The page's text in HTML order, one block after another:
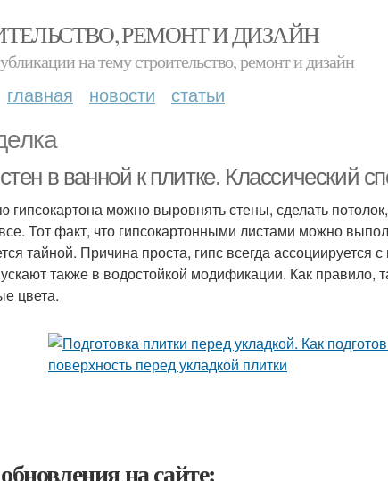
РЕМОНТ И ДИЗАЙН
на тему строительство, ремонт и дизайн
главная новости статьи
в ванной к плитке. Классический
гипсокартона можно выровнять стены, сделать
Тот факт, что гипсокартонными листами можно
тайной. Причина проста, гипс всегда ассоциируется
также в водостойкой модификации. Как правило,
цвета.
на сайте: